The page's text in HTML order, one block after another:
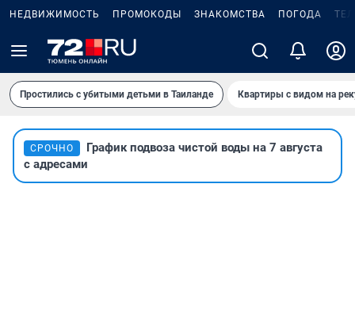
НЕДВИЖИМОСТЬ ПРОМОКОДЫ ЗНАКОМСТВА ПОГОДА
Простились с убитыми детьми в Таиланде Квартиры с видом на
СРОЧНО
График подвоза чистой воды на 7 августа
с адресами